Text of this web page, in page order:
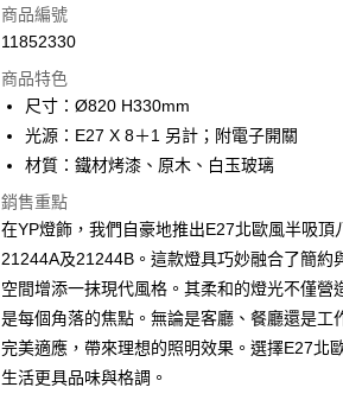
信用卡一次付款
Apple Pay
街口支付
Google Pay
AFTEE先享後付
相關說明
【關於「AFTEE先享後付」】
AFTEE先享後付是「在收到商品之後才付款」的支付
ATM付款
商品編號
11852330
商品特色
尺寸：Ø820 H330mm
光源：E27 X 8＋1 另計；附電子開關
材質：鐵材烤漆、原木、白玉玻璃
銷售重點
在YP燈飾，我們自豪地推出E27北歐風半吸頂
21244A及21244B。這款燈具巧妙融合了簡約
空間增添一抹現代風格。其柔和的燈光不僅營
是每個角落的焦點。無論是客廳、餐廳還是工
完美適應，帶來理想的照明效果。選擇E27北
生活更具品味與格調。